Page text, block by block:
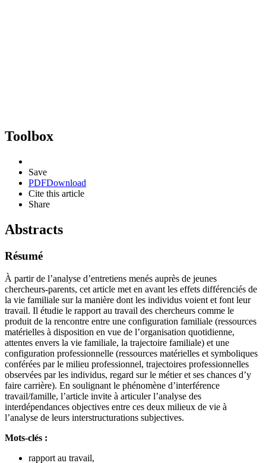
Toolbox
Save
PDFDownload
Cite this article
Share
Abstracts
Résumé
À partir de l’analyse d’entretiens menés auprès de jeunes
chercheurs-parents, cet article met en avant les effets différenciés de
la vie familiale sur la manière dont les individus voient et font leur
travail. Il étudie le rapport au travail des chercheurs comme le
produit de la rencontre entre une configuration familiale (ressources
matérielles à disposition en vue de l’organisation quotidienne,
attentes envers la vie familiale, la trajectoire familiale) et une
configuration professionnelle (ressources matérielles et symboliques
conférées par le milieu professionnel, trajectoires professionnelles
observées par les individus, regard sur le métier et ses chances d’y
faire carrière). En soulignant le phénomène d’interférence
travail/famille, l’article invite à articuler l’analyse des
interdépendances objectives entre ces deux milieux de vie à
l’analyse de leurs interstructurations subjectives.
Mots-clés :
rapport au travail,